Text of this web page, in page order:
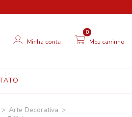
Minha conta Meu carrinho
0
> Arte Decorativa >